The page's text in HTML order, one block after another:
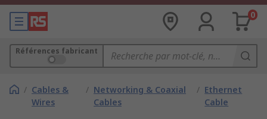
0
Références fabricant
/ Cables &
Wires
/ Networking & Coaxial
Cables
/ Ethernet
Cable